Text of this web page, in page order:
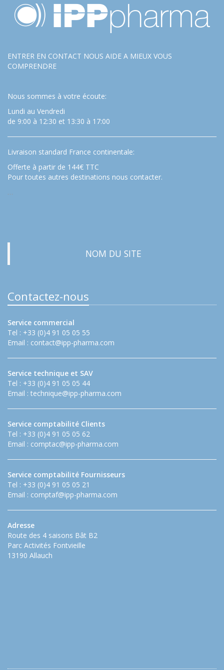
ENTRER EN CONTACT NOUS AIDE A MIEUX VOUS
COMPRENDRE
Nous sommes à votre écoute:
Lundi au Vendredi
de 9:00 à 12:30 et 13:30 à 17:00
Livraison standard France continentale:
Offerte à partir de 144€ TTC
Pour toutes autres destinations nous contacter.
…
NOM DU SITE
Contactez-nous
Service commercial
Tel : +33 (0)4 91 05 05 55
Email : contact@ipp-pharma.com
Service technique et SAV
Tel : +33 (0)4 91 05 05 44
Email : technique@ipp-pharma.com
Service comptabilité Clients
Tel : +33 (0)4 91 05 05 62
Email : comptac@ipp-pharma.com
Service comptabilité Fournisseurs
Tel : +33 (0)4 91 05 05 21
Email : comptaf@ipp-pharma.com
Adresse
Route des 4 saisons Bât B2
Parc Activités Fontvieille
13190 Allauch